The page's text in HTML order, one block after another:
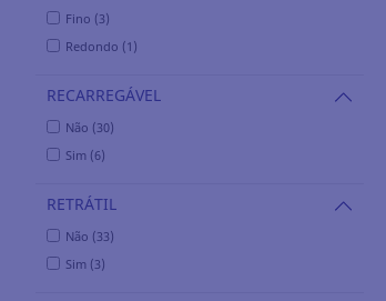
Fino (3)
Redondo (1)
RECARREGÁVEL
Não (30)
Sim (6)
RETRÁTIL
Não (33)
Sim (3)